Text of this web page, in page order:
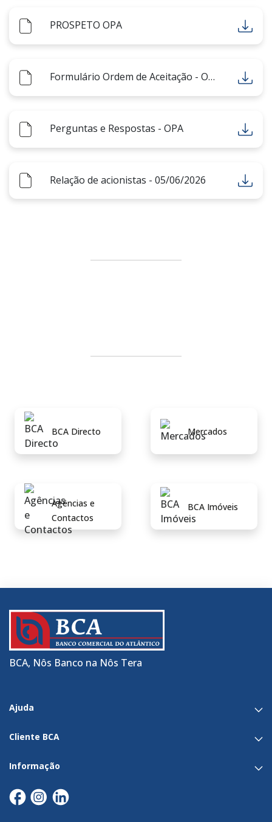
PROSPETO OPA
Formulário Ordem de Aceitação - OPA
Perguntas e Respostas - OPA
Relação de acionistas - 05/06/2026
BCA Directo Mercados
Agências e
Contactos
BCA Imóveis
BCA, Nôs Banco na Nôs Tera
Ajuda
Cliente BCA
Informação